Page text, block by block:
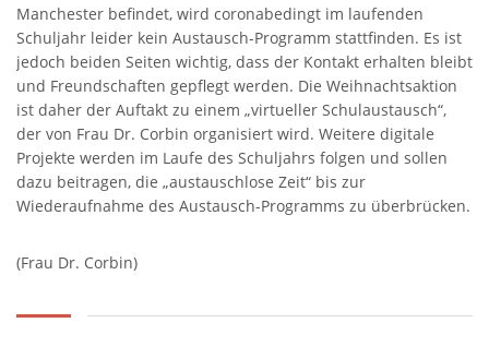
Manchester befindet, wird coronabedingt im laufenden
Schuljahr leider kein Austausch-Programm stattfinden. Es ist
jedoch beiden Seiten wichtig, dass der Kontakt erhalten bleibt
und Freundschaften gepflegt werden. Die Weihnachtsaktion
ist daher der Auftakt zu einem „virtueller Schulaustausch“,
der von Frau Dr. Corbin organisiert wird. Weitere digitale
Projekte werden im Laufe des Schuljahrs folgen und sollen
dazu beitragen, die „austauschlose Zeit“ bis zur
Wiederaufnahme des Austausch-Programms zu überbrücken.
(Frau Dr. Corbin)